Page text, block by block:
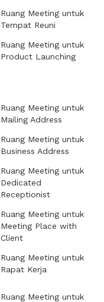
Ruang Meeting untuk
Tempat Reuni
Ruang Meeting untuk
Product Launching
Ruang Meeting untuk
Mailing Address
Ruang Meeting untuk
Business Address
Ruang Meeting untuk
Dedicated
Receptionist
Ruang Meeting untuk
Meeting Place with
Client
Ruang Meeting untuk
Rapat Kerja
Ruang Meeting untuk